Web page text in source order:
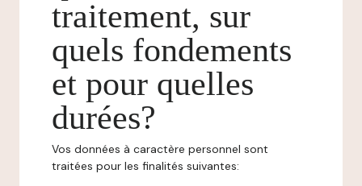
traitement, sur
quels fondements
et pour quelles
durées?
Vos données à caractère personnel sont
traitées pour les finalités suivantes: